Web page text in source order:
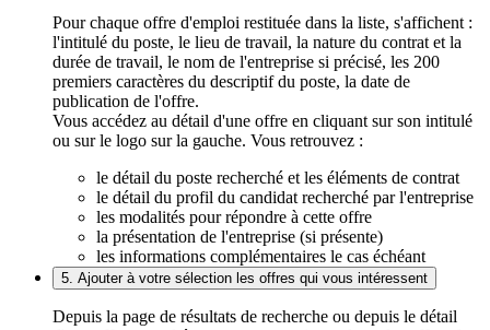
Pour chaque offre d'emploi restituée dans la liste, s'affichent :
l'intitulé du poste, le lieu de travail, la nature du contrat et la
durée de travail, le nom de l'entreprise si précisé, les 200
premiers caractères du descriptif du poste, la date de
publication de l'offre.
Vous accédez au détail d'une offre en cliquant sur son intitulé
ou sur le logo sur la gauche. Vous retrouvez :
le détail du poste recherché et les éléments de contrat
le détail du profil du candidat recherché par l'entreprise
les modalités pour répondre à cette offre
la présentation de l'entreprise (si présente)
les informations complémentaires le cas échéant
5. Ajouter à votre sélection les offres qui vous intéressent
Depuis la page de résultats de recherche ou depuis le détail